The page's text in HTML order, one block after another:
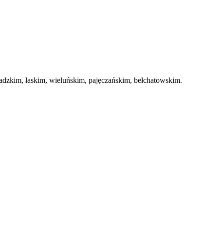
łaskim, wieluńskim, pajęczańskim, bełchatowskim.